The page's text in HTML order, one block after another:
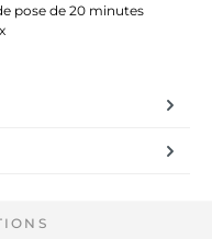
pose de 20 minutes